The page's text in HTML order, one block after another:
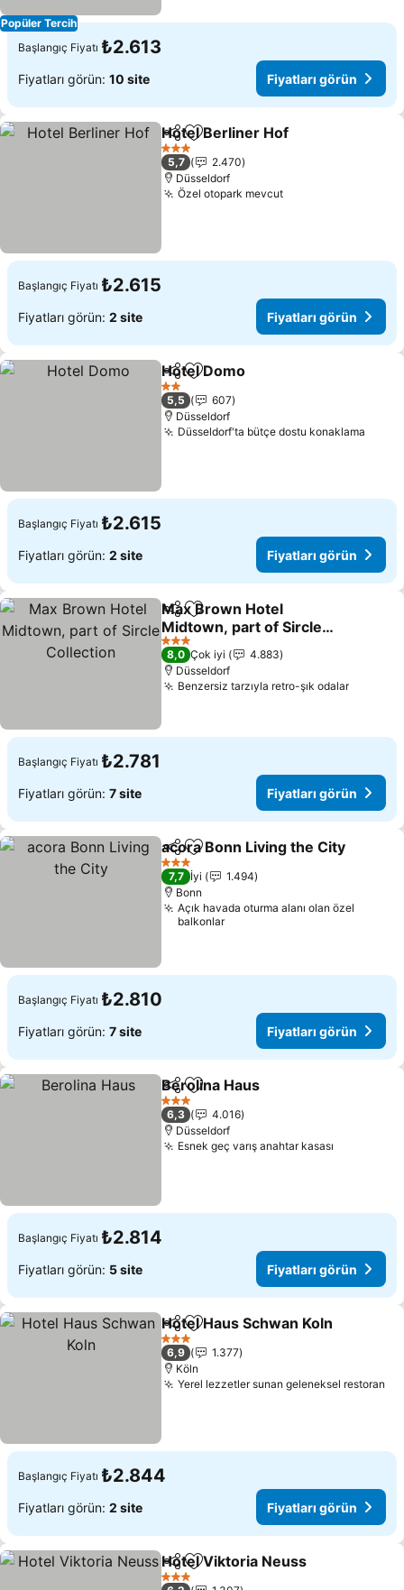
Popüler Tercih
Başlangıç Fiyatı ₺2.613
Fiyatları görün: 10 site Fiyatları görün
PaylaşFavorilerime ekle
Hotel Berliner Hof
3 Yıldız
5,7
2.470
Düsseldorf
Özel otopark mevcutFiyatları görün
Başlangıç Fiyatı ₺2.615
Fiyatları görün: 2 site Fiyatları görün
PaylaşFavorilerime ekle
Hotel Domo
2 Yıldız
5,5
607
Düsseldorf
Düsseldorf'ta bütçe dostu konaklama
Başlangıç Fiyatı ₺2.615
Fiyatları görün: 2 site Fiyatları görün
PaylaşFavorilerime ekle
Max Brown Hotel
Midtown, part of Sircle
Collection
Fiyatları görün
3 Yıldız
8,0 Çok iyi
4.883
Düsseldorf
Benzersiz tarzıyla retro-şık odalar
Başlangıç Fiyatı ₺2.781
Fiyatları görün: 7 site Fiyatları görün
PaylaşFavorilerime ekle
acora Bonn Living the City
3 Yıldız
7,7 İyi
1.494
Bonn
Açık havada oturma alanı olan özel
balkonlar
Başlangıç Fiyatı ₺2.810
Fiyatları görün: 7 site Fiyatları görün
PaylaşFavorilerime ekle
Berolina Haus
3 Yıldız
6,3
4.016
Düsseldorf
Esnek geç varış anahtar kasası
Başlangıç Fiyatı ₺2.814
Fiyatları görün: 5 site Fiyatları görün
PaylaşFavorilerime ekle
Hotel Haus Schwan Koln
3 Yıldız
6,9
1.377
Köln
Yerel lezzetler sunan geleneksel restoran
Başlangıç Fiyatı ₺2.844
Fiyatları görün: 2 site Fiyatları görün
PaylaşFavorilerime ekle
Hotel Viktoria Neuss
3 Yıldız